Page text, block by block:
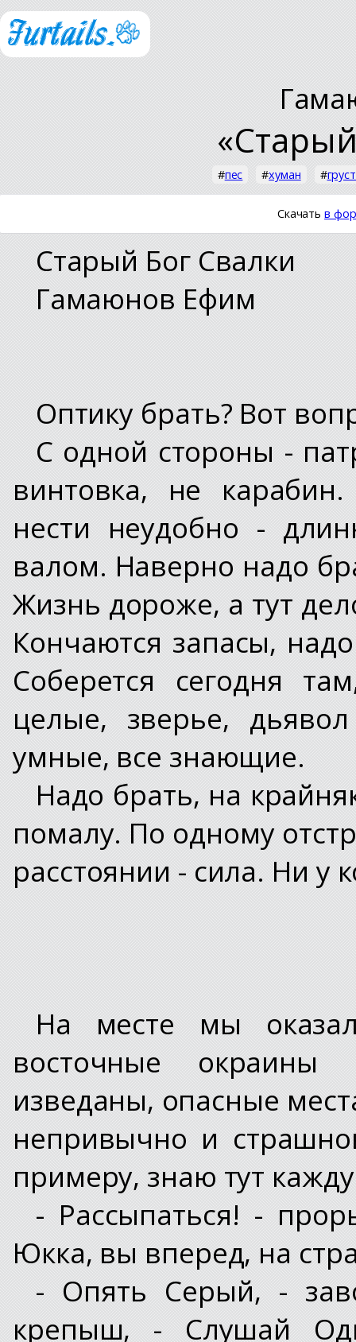
#пес #хуман #
Скачатьв
Старый Бог Свалки
Гамаюнов Ефим
Оптику брать? Вот
С одной стороны -
винтовка, не
нести неудобно -
валом. Наверно надо
Жизнь дороже, а тут
Кончаются запасы,
Соберется сегодня
целые, зверье,
умные, все знающие.
Надо брать, на
помалу. По одному
расстоянии - сила. Ни у
На месте мы
восточные
изведаны, опасные
непривычно и
примеру, знаю тут
- Рассыпаться! -
Юкка, вы вперед, на
- Опять Серый, -
крепыш, - Слушай